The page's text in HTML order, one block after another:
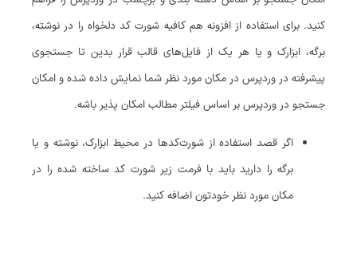
کنید. برای استفاده از افزونه هم کافیه شورت کد دلخواه را در نوشته،
برگه، ابزارک و یا هر یک از فایل‌های قالب قرار بدین تا جستجوی
پیشرفته در وردپرس در مکان مورد نظر شما نمایش داده شده و امکان
جستجو در وردپرس بر اساس فیلتر مطالب امکان پذیر باشه.
اگر قصد استفاده از شورت‌کدها در محیط ابزارک، نوشته و یا
برگه را دارید باید با فرمت زیر شورت کد ساخته شده را در
مکان مورد نظر خودتون اضافه کنید.